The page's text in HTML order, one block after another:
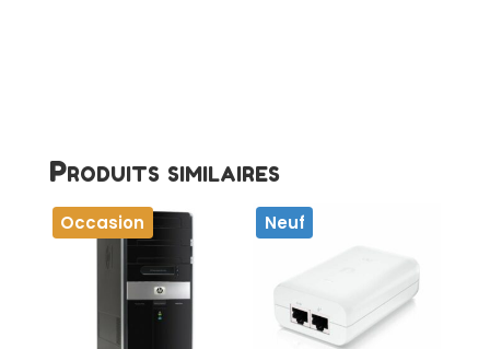
Produits similaires
Occasion Neuf